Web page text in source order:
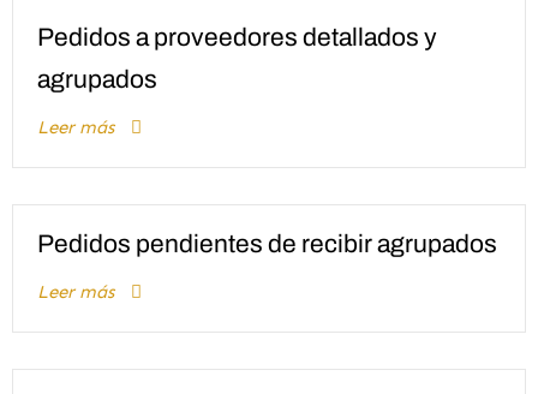
Pedidos a proveedores detallados y
agrupados
Leer más
Pedidos pendientes de recibir agrupados
Leer más